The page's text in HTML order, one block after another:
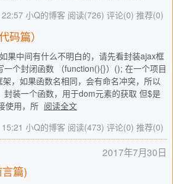
小Q的博客 阅读(726) 评论(0) 推荐(0)
码篇）
果中间有什么不明白的，请先看封装ajax框
一个封闭函数 （function(){}）(); 在一个项目
，如果函数名相同，会有命名冲突，所以
封装一个函数，用于dom元素的获取 但$是
使用，所 阅读全文
小Q的博客 阅读(473) 评论(0) 推荐(0)
2017年7月30日
篇)